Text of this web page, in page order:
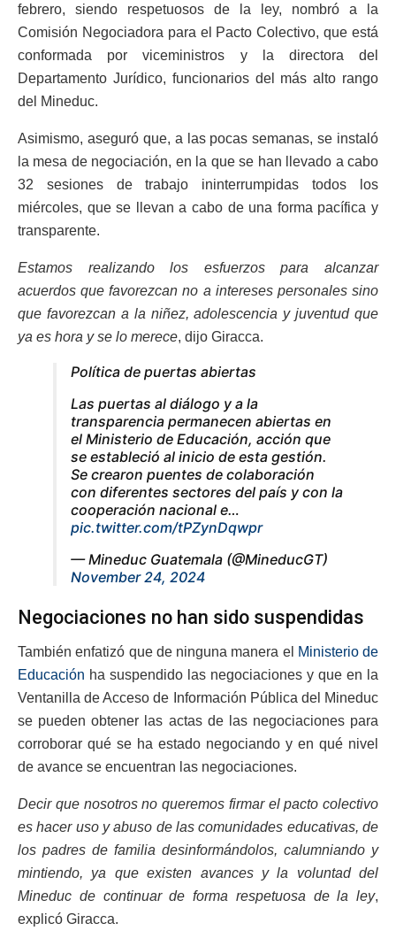
febrero, siendo respetuosos de la ley, nombró a la
Comisión Negociadora para el Pacto Colectivo, que está
conformada por viceministros y la directora del
Departamento Jurídico, funcionarios del más alto rango
del Mineduc.
Asimismo, aseguró que, a las pocas semanas, se instaló
la mesa de negociación, en la que se han llevado a cabo
32 sesiones de trabajo ininterrumpidas todos los
miércoles, que se llevan a cabo de una forma pacífica y
transparente.
Estamos realizando los esfuerzos para alcanzar
acuerdos que favorezcan no a intereses personales sino
que favorezcan a la niñez, adolescencia y juventud que
ya es hora y se lo merece, dijo Giracca.
Política de puertas abiertas
Las puertas al diálogo y a la
transparencia permanecen abiertas en
el Ministerio de Educación, acción que
se estableció al inicio de esta gestión.
Se crearon puentes de colaboración
con diferentes sectores del país y con la
cooperación nacional e…
pic.twitter.com/tPZynDqwpr
— Mineduc Guatemala (@MineducGT)
November 24, 2024
Negociaciones no han sido suspendidas
También enfatizó que de ninguna manera el Ministerio de
Educación ha suspendido las negociaciones y que en la
Ventanilla de Acceso de Información Pública del Mineduc
se pueden obtener las actas de las negociaciones para
corroborar qué se ha estado negociando y en qué nivel
de avance se encuentran las negociaciones.
Decir que nosotros no queremos firmar el pacto colectivo
es hacer uso y abuso de las comunidades educativas, de
los padres de familia desinformándolos, calumniando y
mintiendo, ya que existen avances y la voluntad del
Mineduc de continuar de forma respetuosa de la ley,
explicó Giracca.